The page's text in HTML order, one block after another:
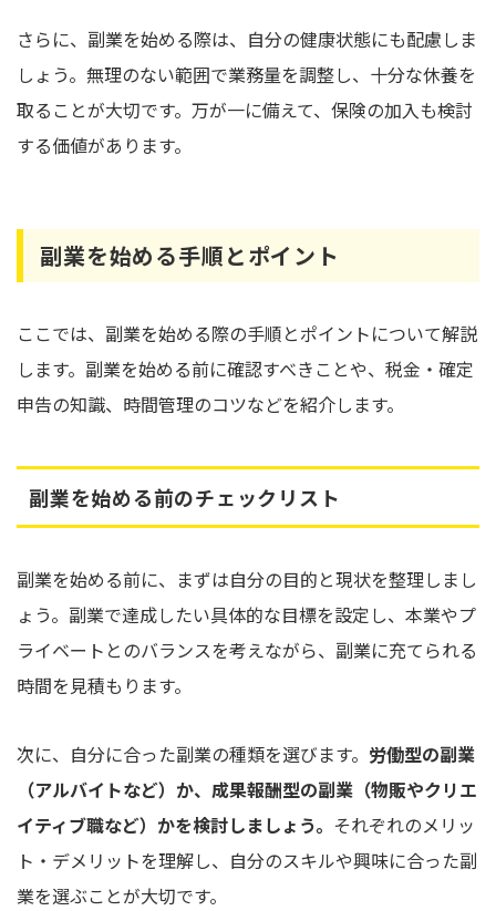
さらに、副業を始める際は、自分の健康状態にも配慮しま
しょう。無理のない範囲で業務量を調整し、十分な休養を
取ることが大切です。万が一に備えて、保険の加入も検討
する価値があります。
副業を始める手順とポイント
ここでは、副業を始める際の手順とポイントについて解説
します。副業を始める前に確認すべきことや、税金・確定
申告の知識、時間管理のコツなどを紹介します。
副業を始める前のチェックリスト
副業を始める前に、まずは自分の目的と現状を整理しまし
ょう。副業で達成したい具体的な目標を設定し、本業やプ
ライベートとのバランスを考えながら、副業に充てられる
時間を見積もります。
次に、自分に合った副業の種類を選びます。 労働型の副業
（アルバイトなど）か、成果報酬型の副業（物販やクリエ
イティブ職など）かを検討しましょう。 それぞれのメリッ
ト・デメリットを理解し、自分のスキルや興味に合った副
業を選ぶことが大切です。